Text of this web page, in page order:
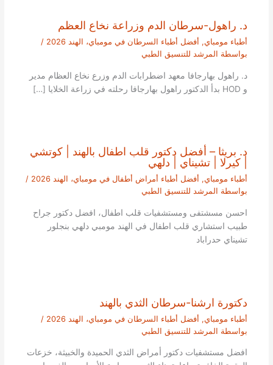
د. راهول-سرطان الدم وزراعة نخاع العظم
أطباء مومباي, أفضل أطباء السرطان في مومباي، الهند 2026
/
بواسطة المرشد للتنسيق الطبي
د. راهول بهارجافا معهد اضطرابات الدم وزرع نخاع العظام مدير
و HOD بدأ الدكتور راهول بهارجافا رحلته في زراعة الخلايا […]
د. بريثا – أفضل دكتور قلب اطفال بالهند | كوتشي
| كيرلا | تشيناي | دلهي
أطباء مومباي, أفضل أطباء أمراض أطفال في مومباي، الهند 2026
/
بواسطة المرشد للتنسيق الطبي
احسن مسشتفى ومستشفيات قلب اطفال، افضل دكتور جراح
طبيب استشاري قلب اطفال في الهند مومبي دلهي بنجلور
تشيناي حدراباد
دكتورة ارشنا-سرطان الثدي بالهند
أطباء مومباي, أفضل أطباء السرطان في مومباي، الهند 2026
/
بواسطة المرشد للتنسيق الطبي
افضل مستشفيات دكتور أمراض الثدي الحميدة والخبيثة، خزعات